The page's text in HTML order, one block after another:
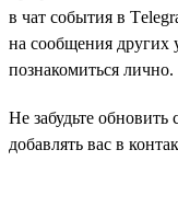
в чат события в
на сообщения других
познакомиться лично.
Не забудьте
добавлять вас в